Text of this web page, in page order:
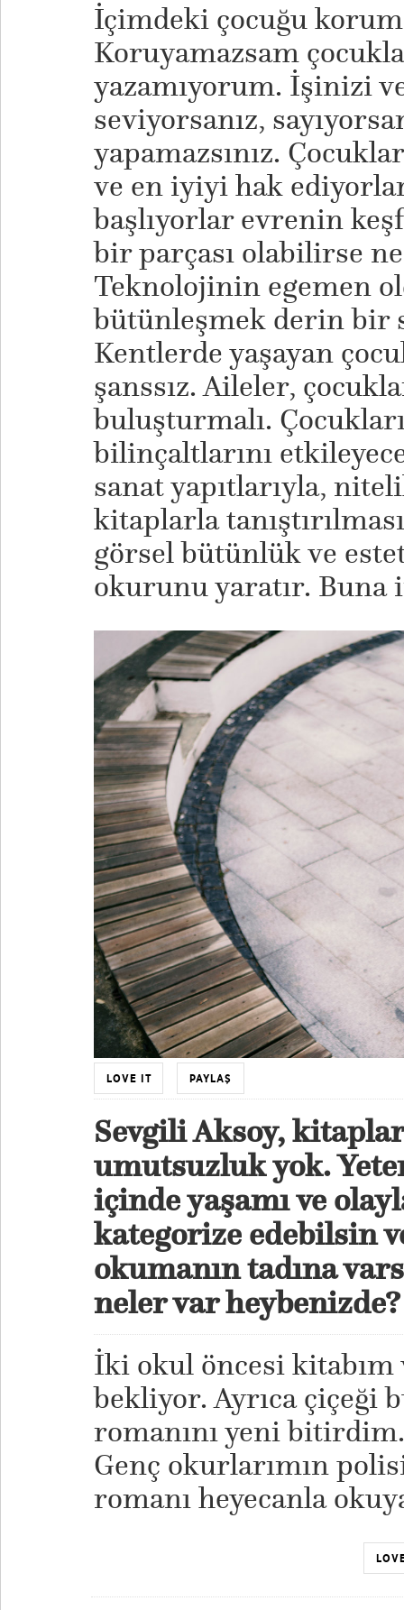
İçimdeki çocuğu
Koruyamazsam
yazamıyorum. İşinizi
seviyorsanız,
yapamazsınız.
ve en iyiyi hak
başlıyorlar evrenin
bir parçası olabilirse
Teknolojinin egemen
bütünleşmek derin bir
Kentlerde yaşayan
şanssız. Aileler,
buluşturmalı.
bilinçaltlarını
sanat yapıtlarıyla,
kitaplarla
görsel bütünlük ve
okurunu yaratır. Buna
LOVE IT PAYLAŞ
Sevgili Aksoy,
umutsuzluk yok.
içinde yaşamı ve
kategorize edebilsin
okumanın tadına
neler var
İki okul öncesi kitabım
bekliyor. Ayrıca çiçeği
romanını yeni
Genç okurlarımın
romanı heyecanla